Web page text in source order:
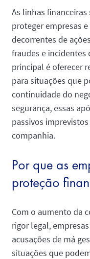
As linhas
proteger empresas
decorrentes de
fraudes e incidentes
principal é oferecer
para situações que
continuidade do
segurança, essas
passivos
companhia.
Por que as
proteção
Com o aumento da
rigor legal,
acusações de má
situações que